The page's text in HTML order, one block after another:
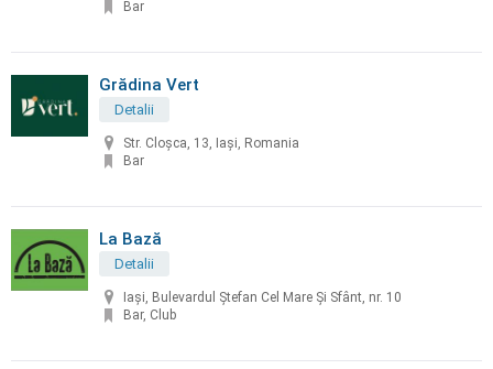
Bar
Grădina Vert
Detalii
Str. Cloşca, 13, Iași, Romania
Bar
La Bază
Detalii
Iaşi, Bulevardul Ştefan Cel Mare Şi Sfânt, nr. 10
Bar, Club